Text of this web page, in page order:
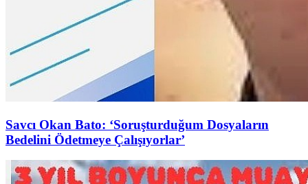
Savcı Okan Bato: ‘Soruşturduğum Dosyaların
Bedelini Ödetmeye Çalışıyorlar’